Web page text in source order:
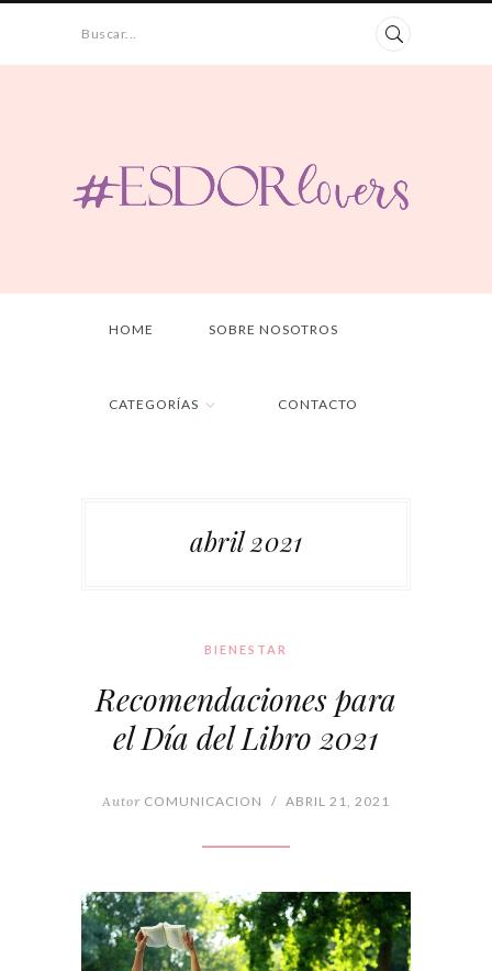
Buscar...
HOME SOBRE NOSOTROS
CATEGORÍAS CONTACTO
abril 2021
BIENESTAR
Recomendaciones para
el Día del Libro 2021
Autor COMUNICACION / ABRIL 21, 2021